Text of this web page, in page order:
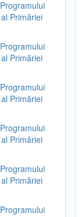
Primăriei
Primăriei
Primăriei
Primăriei
Primăriei